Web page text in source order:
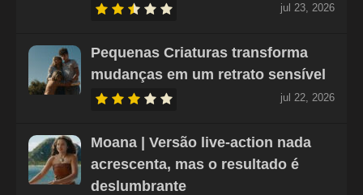
jul 23, 2026
Pequenas Criaturas transforma
mudanças em um retrato sensível
jul 22, 2026
Moana | Versão live-action nada
acrescenta, mas o resultado é
deslumbrante